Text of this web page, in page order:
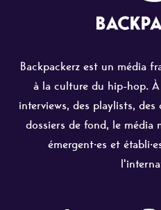
Backpackerz est un média
à la culture du hip-hop.
interviews, des playlists,
dossiers de fond, le média
émergent·es et